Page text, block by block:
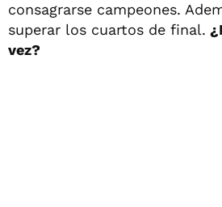
consagrarse campeones.
superar los cuartos de final.
vez?